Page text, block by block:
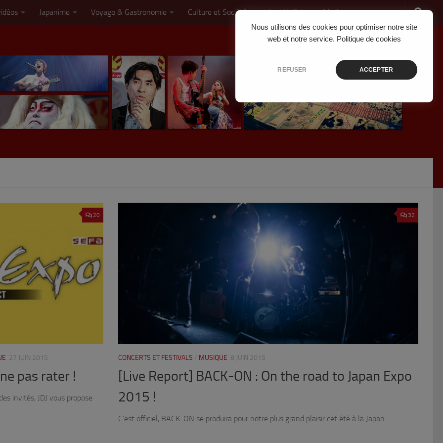
Nous utilisons des cookies pour optimiser notre site
web et notre service. Politique de cookies
REFUSER ACCEPTER
Japanime Voyage & Gastronomie Culture et Société Jeux Vidéo Musique
20
27 JUIN 2015
pas rater !
invités, JDJ vous propose
32
CONCERTS ET FESTIVALS / MUSIQUE 8 JUIN 2015
[Live Report] BACK-ON : On the road to Japan Expo
2015 !
C’est officiel, BACK-ON se produira pour notre plus grand plaisir cet été à la Japan...